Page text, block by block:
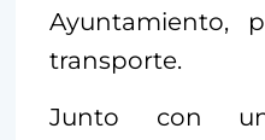
Ayuntamiento,
transporte.
Junto con